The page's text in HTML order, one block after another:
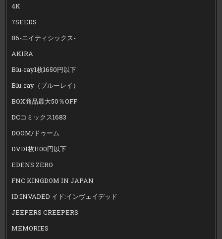
4K
7SEEDS
86-エイティシックス-
AKIRA
Blu-ray1枚1650円以下
Blu-ray（ブルーレイ）
BOX商品最大50％OFF
DCコミックス1683
DOOM/ドゥーム
DVD1枚1100円以下
EDENS ZERO
FNC KINGDOM IN JAPAN
ID:INVADED イド:インヴェイデッド
JEEPERS CREEPERS
MEMORIES